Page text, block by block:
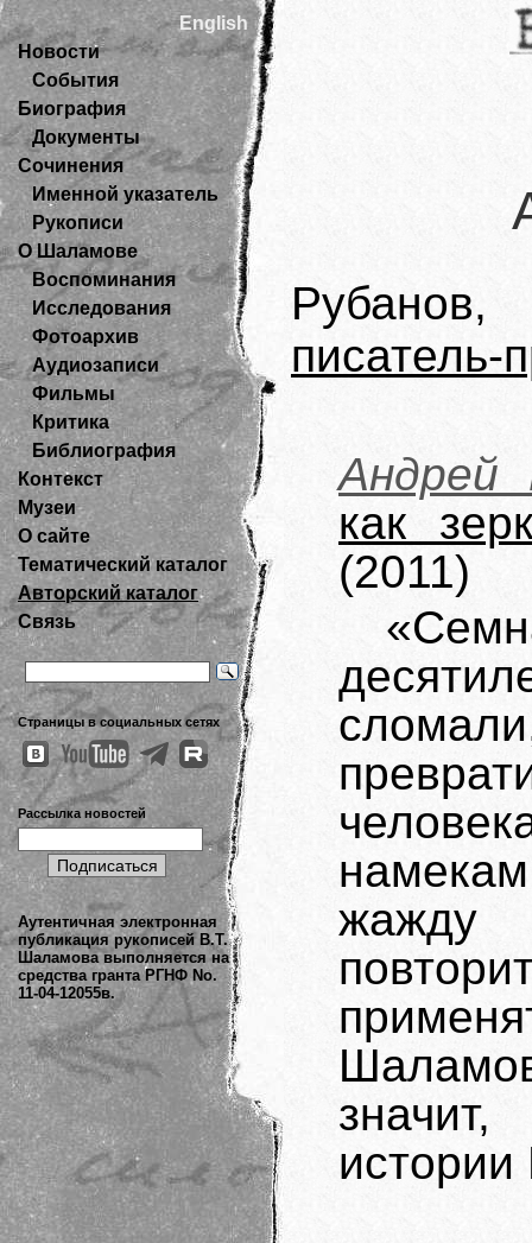
English
Новости
События
Биография
Документы
Сочинения
Именной указатель
Рукописи
О Шаламове
Воспоминания
Исследования
Фотоархив
Аудиозаписи
Фильмы
Критика
Библиография
Контекст
Музеи
О сайте
Тематический каталог
Авторский каталог
Связь
Страницы в социальных сетях
Рассылка новостей
Аутентичная электронная
публикация рукописей В.Т.
Шаламова выполняется на
средства гранта РГНФ No.
11-04-12055в.
писатель-
Андрей
как
(2011)
жажду